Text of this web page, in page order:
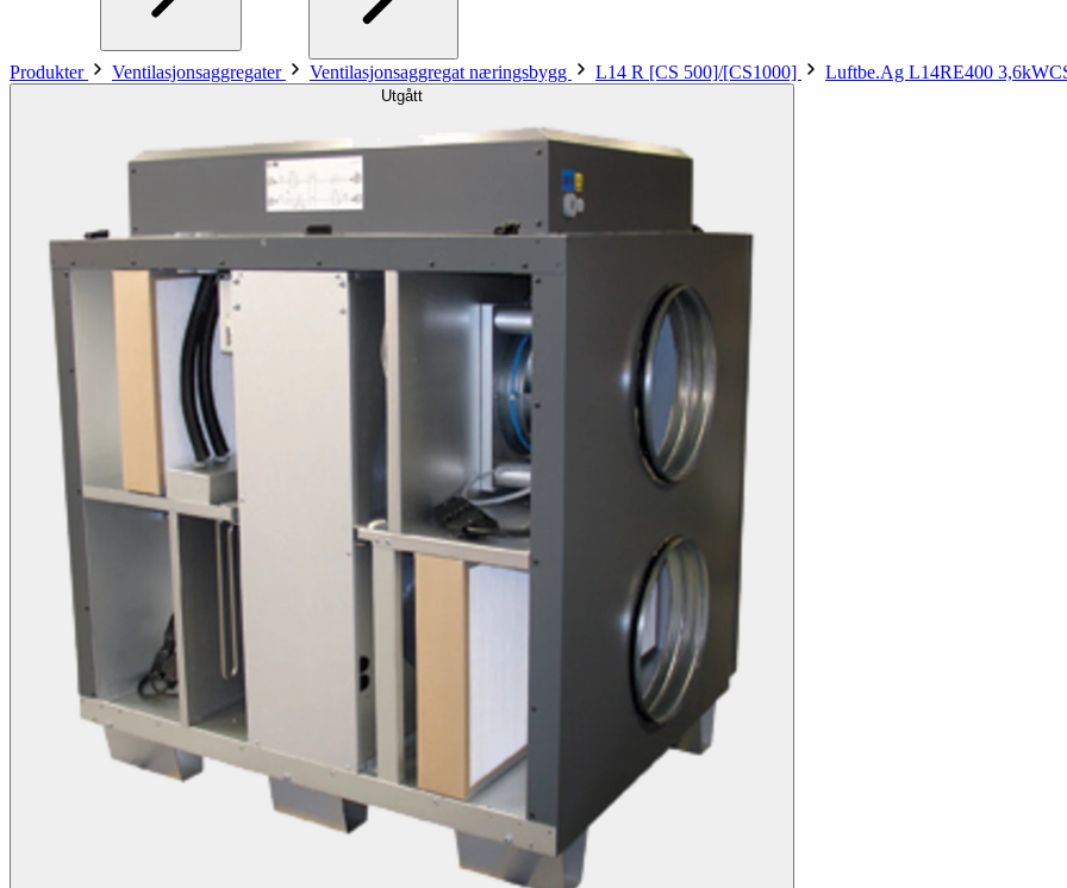
Produkter Ventilasjonsaggregater Ventilasjonsaggregat næringsbygg L14 R [CS 500]/[CS1000] Luftbe.Ag L14RE400
Utgått